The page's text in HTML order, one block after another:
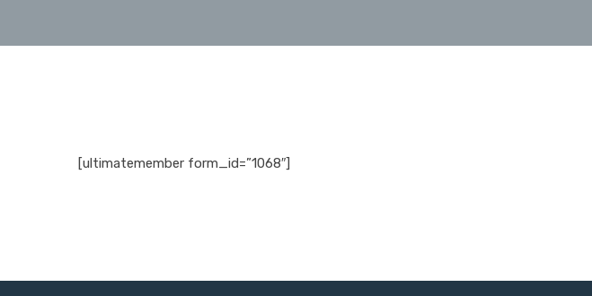
[ultimatemember form_id=”1068″]